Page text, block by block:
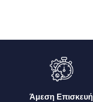
Άμεση Επισκευή